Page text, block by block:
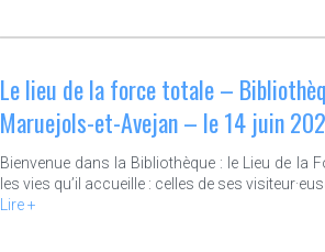
Le lieu de la force totale –
Maruejols-et-Avejan – le 14 juin
Bienvenue dans la Bibliothèque : le Lieu de la
les vies qu’il accueille : celles de ses
Lire +